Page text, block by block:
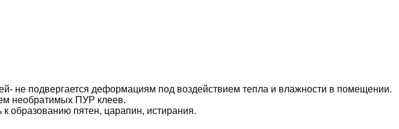
не подвергается деформациям под воздействием тепла и влажности в помещении.
необратимых ПУР клеев.
к образованию пятен, царапин, истирания.